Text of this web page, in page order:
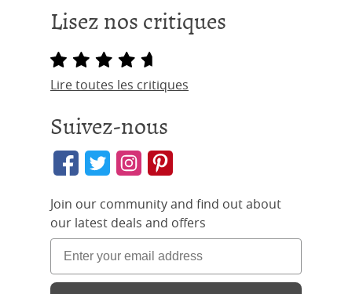
Lisez nos critiques
Lire toutes les critiques
Suivez-nous
Join our community and find out about
our latest deals and offers